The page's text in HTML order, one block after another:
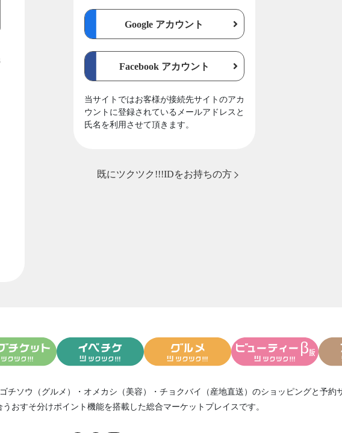
Google アカウント
Facebook アカウント
当サイトではお客様が接続先サイトのアカ
ウントに登録されているメールアドレスと
氏名を利用させて頂きます。
既にツクツク!!!IDをお持ちの方
ゴチソウ（グルメ） ・ オメカシ（美容） ・ チョクバイ（産地直送） のショッピングと予約
おすそ分けポイント機能を搭載した総合マーケットプレイスです。